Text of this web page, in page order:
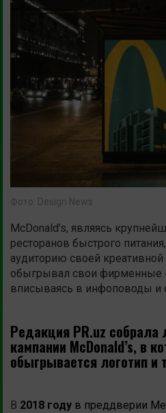
Фото: Design News
McDonald’s, являясь
ресторанов быстрого
аудиторию своей
обыгрывал свои фирменные
вписываясь в инфоповоды и
Редакция PR.uz
кампании McDonald’s, в
обыгрывается логотип и
В 2018 году в преддверии